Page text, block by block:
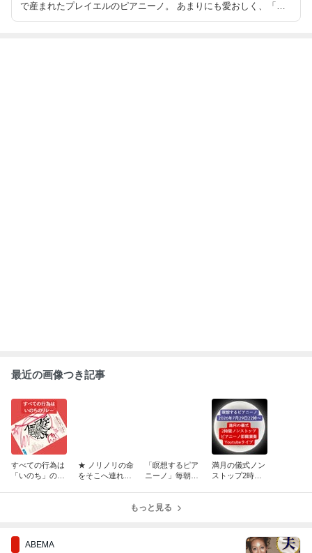
で産まれたプレイエルのピアニーノ。 あまりにも愛おしく、「時
空を超えてようこそ！」の気持ちを込めて、私自身のための記録も
最近の画像つき記事
すべての行為は
「いのち」のリ
★ ノリノリの命
をそこへ連れて
「瞑想するピア
ニーノ」毎朝７
満月の儀式ノン
ストップ2時間
もっと見る
ABEMA